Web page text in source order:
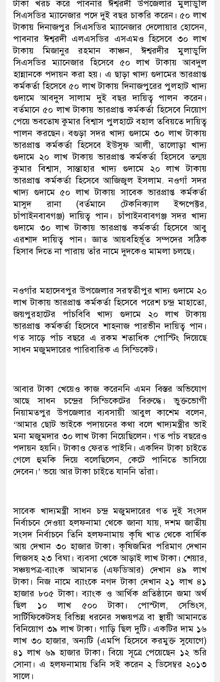
টাকা খরচ করে পাবনার ঈশ্বরদী উপজেলার মুলাডুলি
সিএসডির ম্যানেজার পদে দুই বছর চাকরি করেন। ৫০ লাখ
টাকায় দিনাজপুর সিএসডির ম্যানেজার দেলোয়ার হোসেন,
পাবনার ঈশ্বরদী এলএসডির এসএমও হিসেবে ৩০ লাখ
টাকায় মিজানুর রহমান কাঞ্চন, ঈশ্বরদীর মুলাডুলি
সিএসডির ম্যানেজার হিসেবে ৫০ লাখ টাকায় আবদুল
হান্নানকে পদায়ন করা হয়। এ ছাড়া খাদ্য গুদামের ভারপ্রাপ্ত
কর্মকর্তা হিসেবে ৫০ লাখ টাকায় দিনাজপুরের পুলহাট খাদ্য
গুদামে আবদুস সালাম দুই বছর দায়িত্ব পালন করেন।
বর্তমানে ৫০ লাখ টাকায় ভারপ্রাপ্ত কর্মকর্তা হিসেবে নিয়োগ
পেয়ে ভবতোষ কুমার বিশ্বাস পুলহাটে বহাল তবিয়তে দায়িত্ব
পালন করছেন। বগুড়া সদর খাদ্য গুদামে ৩০ লাখ টাকায়
ভারপ্রাপ্ত কর্মকর্তা হিসেবে ইউসুফ আলী, তালোড়া খাদ্য
গুদামে ২০ লাখ টাকায় ভারপ্রাপ্ত কর্মকর্তা হিসেবে তন্ময়
কুমার বিশ্বাস, সান্তাহার খাদ্য গুদামে ২০ লাখ টাকায়
ভারপ্রাপ্ত কর্মকর্তা হিসেবে আজিজুল ইসলাম. নওগাঁ সদর
খাদ্য গুদামে ৫০ লাখ টাকায় সাবেক ভারপ্রাপ্ত কর্মকর্তা
মাসুদ রানা (বর্তমানে টেকনিক্যাল ইন্সপেক্টর,
চাঁপাইনবাবগঞ্জ) দায়িত্ব পান। চাঁপাইনবাবগঞ্জ সদর খাদ্য
গুদামে ৩০ লাখ টাকায় ভারপ্রাপ্ত কর্মকর্তা হিসেবে আবু
এরশাদ দায়িত্ব পান। জ্ঞাত আয়বহির্ভূত সম্পদের সঠিক
হিসাব দিতে না পারায় তাঁর নামে দুদকেও মামলা চলছে।
নওগাঁর মহাদেবপুর উপজেলার সরস্বতীপুর খাদ্য গুদামে ২০
লাখ টাকায় ভারপ্রাপ্ত কর্মকর্তা হিসেবে পরেশ চন্দ্র মাহাতো,
জয়পুরহাটের পাঁচবিবি খাদ্য গুদামে ২০ লাখ টাকায়
ভারপ্রাপ্ত কর্মকর্তা হিসেবে শাহনাজ পারভীন দায়িত্ব পান।
গত সাড়ে পাঁচ বছরে এ রকম শতাধিক পোস্টিং দিয়েছে
সাধন মজুমদারের পারিবারিক এ সিন্ডিকেট।
আবার টাকা খেয়েও কাজ করেননি এমন বিস্তর অভিযোগ
আছে সাধন চন্দ্রের সিন্ডিকেটের বিরুদ্ধে। ভুক্তভোগী
নিয়ামতপুর উপজেলার ব্যবসায়ী আবুল কাশেম বলেন,
‘আমার ছোট ভাইকে পদায়নের কথা বলে খাদ্যমন্ত্রীর ভাই
মনা মজুমদার ৩০ লাখ টাকা নিয়েছিলেন। গত পাঁচ বছরেও
পদায়ন হয়নি। টাকাও ফেরত পাইনি। একদিন টাকা চাইতে
গেলে হুমকি দিয়ে বলেছিলেন, কেটে পানিতে ভাসিয়ে
দেবেন।’ ভয়ে আর টাকা চাইতে যাননি তাঁরা।
সাবেক খাদ্যমন্ত্রী সাধন চন্দ্র মজুমদারের গত দুই সংসদ
নির্বাচনে দেওয়া হলফনামা থেকে জানা যায়, দশম জাতীয়
সংসদ নির্বাচনে তিনি হলফনামায় কৃষি খাত থেকে বার্ষিক
আয় দেখান ৩০ হাজার টাকা। কৃষিজমির পরিমাণ দেখান
লিজসহ ২৩ বিঘা। ব্যবসা থেকে আড়াই লাখ টাকা। শেয়ার,
সঞ্চয়পত্র-ব্যাংক আমানত (এফডিআর) দেখান ৪৯ লাখ
টাকা। নিজ নামে ব্যাংকে নগদ টাকা দেখান ২১ লাখ ৪১
হাজার ৮০৫ টাকা। ব্যাংক ও আর্থিক প্রতিষ্ঠানে জমা অর্থ
ছিল ১০ লাখ ৫০০ টাকা। পোস্টাল, সেভিংস,
সার্টিফিকেটসহ বিভিন্ন ধরনের সঞ্চয়পত্র বা স্থায়ী আমানতে
বিনিয়োগ ৩৯ লাখ টাকা। গাড়ি ছিল দুটি। একটির দাম ১৬
লাখ ৩০ হাজার, অন্যটি (এমপি হিসেবে করমুক্ত সুযোগে)
৪১ লাখ ৬৯ হাজার টাকা। বিয়ে সূত্রে পেয়েছেন ১২ ভরি
সোনা। এ হলফনামায় তিনি সই করেন ২ ডিসেম্বর ২০১৩
সালে।